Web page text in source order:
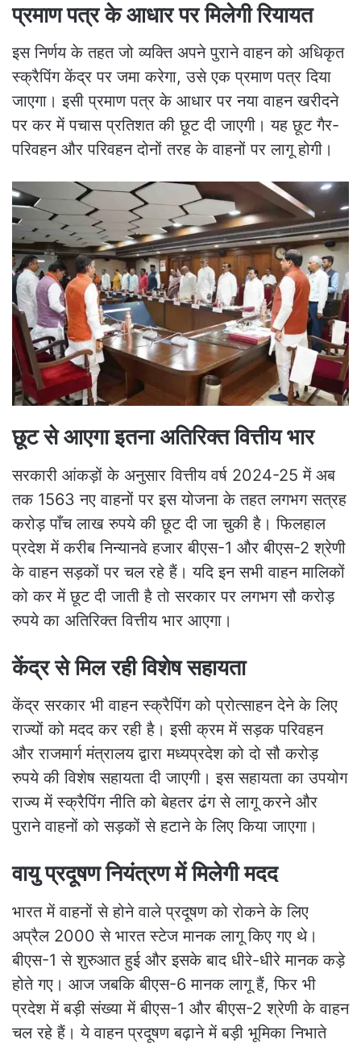
प्रमाण पत्र के आधार पर मिलेगी रियायत
इस निर्णय के तहत जो व्यक्ति अपने पुराने वाहन को अधिकृत
स्क्रैपिंग केंद्र पर जमा करेगा, उसे एक प्रमाण पत्र दिया
जाएगा। इसी प्रमाण पत्र के आधार पर नया वाहन खरीदने
पर कर में पचास प्रतिशत की छूट दी जाएगी। यह छूट गैर-
परिवहन और परिवहन दोनों तरह के वाहनों पर लागू होगी।
छूट से आएगा इतना अतिरिक्त वित्तीय भार
सरकारी आंकड़ों के अनुसार वित्तीय वर्ष 2024-25 में अब
तक 1563 नए वाहनों पर इस योजना के तहत लगभग सत्रह
करोड़ पाँच लाख रुपये की छूट दी जा चुकी है। फिलहाल
प्रदेश में करीब निन्यानवे हजार बीएस-1 और बीएस-2 श्रेणी
के वाहन सड़कों पर चल रहे हैं। यदि इन सभी वाहन मालिकों
को कर में छूट दी जाती है तो सरकार पर लगभग सौ करोड़
रुपये का अतिरिक्त वित्तीय भार आएगा।
केंद्र से मिल रही विशेष सहायता
केंद्र सरकार भी वाहन स्क्रैपिंग को प्रोत्साहन देने के लिए
राज्यों को मदद कर रही है। इसी क्रम में सड़क परिवहन
और राजमार्ग मंत्रालय द्वारा मध्यप्रदेश को दो सौ करोड़
रुपये की विशेष सहायता दी जाएगी। इस सहायता का उपयोग
राज्य में स्क्रैपिंग नीति को बेहतर ढंग से लागू करने और
पुराने वाहनों को सड़कों से हटाने के लिए किया जाएगा।
वायु प्रदूषण नियंत्रण में मिलेगी मदद
भारत में वाहनों से होने वाले प्रदूषण को रोकने के लिए
अप्रैल 2000 से भारत स्टेज मानक लागू किए गए थे।
बीएस-1 से शुरुआत हुई और इसके बाद धीरे-धीरे मानक कड़े
होते गए। आज जबकि बीएस-6 मानक लागू हैं, फिर भी
प्रदेश में बड़ी संख्या में बीएस-1 और बीएस-2 श्रेणी के वाहन
चल रहे हैं। ये वाहन प्रदूषण बढ़ाने में बड़ी भूमिका निभाते